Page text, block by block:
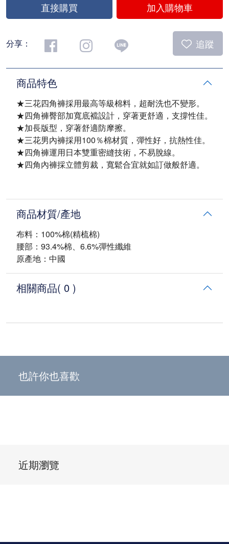
直接購買 加入購物車
分享： 追蹤
商品特色
★三花四角褲採用最高等級棉料，超耐洗也不變形。
★四角褲臀部加寬底襠設計，穿著更舒適，支撐性佳。
★加長版型，穿著舒適防摩擦。
★三花男內褲採用100％棉材質，彈性好，抗熱性佳。
★四角褲運用日本雙重密縫技術，不易脫線。
★四角內褲採立體剪裁，寬鬆合宜就如訂做般舒適。
商品材質/產地
布料：100%棉(精梳棉)
腰部：93.4%棉、6.6%彈性纖維
原產地：中國
相關商品( 0 )
也許你也喜歡
近期瀏覽